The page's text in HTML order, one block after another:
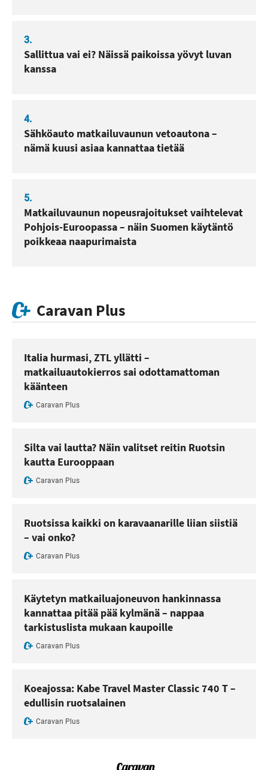
3.
Sallittua vai ei? Näissä paikoissa yövyt luvan
kanssa
4.
Sähköauto matkailuvaunun vetoautona –
nämä kuusi asiaa kannattaa tietää
5.
Matkailuvaunun nopeusrajoitukset vaihtelevat
Pohjois-Euroopassa – näin Suomen käytäntö
poikkeaa naapurimaista
Caravan Plus
Italia hurmasi, ZTL yllätti –
matkailuautokierros sai odottamattoman
käänteen
Caravan Plus
Silta vai lautta? Näin valitset reitin Ruotsin
kautta Eurooppaan
Caravan Plus
Ruotsissa kaikki on karavaanarille liian siistiä
– vai onko?
Caravan Plus
Käytetyn matkailuajoneuvon hankinnassa
kannattaa pitää pää kylmänä – nappaa
tarkistuslista mukaan kaupoille
Caravan Plus
Koeajossa: Kabe Travel Master Classic 740 T –
edullisin ruotsalainen
Caravan Plus